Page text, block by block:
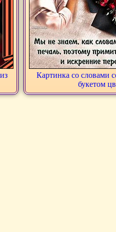
Картинка со словами
букетом